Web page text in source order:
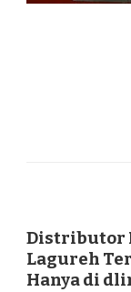
Distributor
Lagureh
Hanya di